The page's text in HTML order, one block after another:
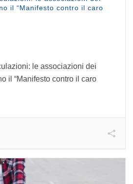
il “Manifesto contro il caro
le associazioni dei
il “Manifesto contro il caro